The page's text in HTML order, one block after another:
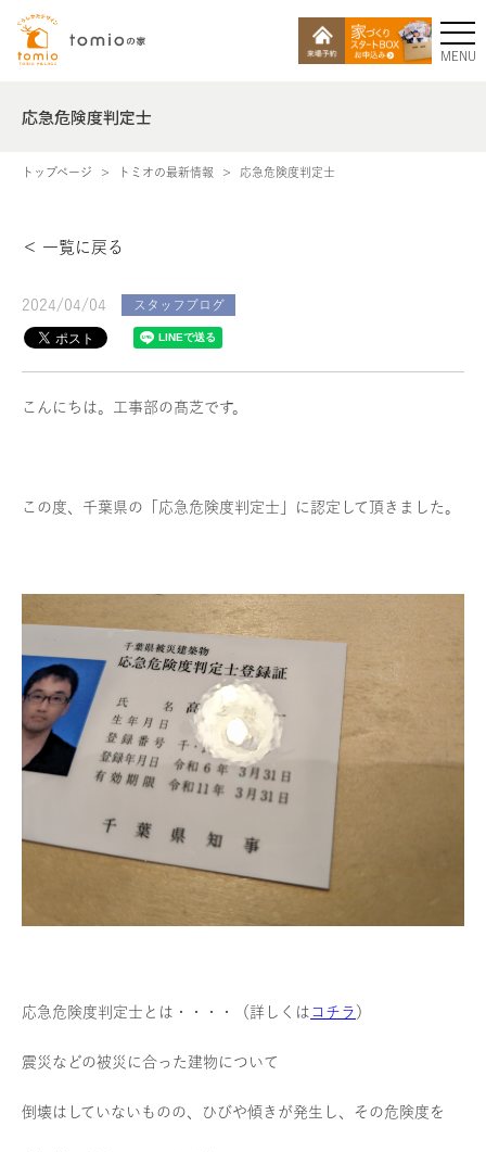
MENU
応急危険度判定士
トップページ トミオの最新情報 応急危険度判定士
＜ 一覧に戻る
2024/04/04 スタッフブログ
こんにちは。工事部の髙芝です。
この度、千葉県の「応急危険度判定士」に認定して頂きました。
応急危険度判定士とは・・・・（詳しくは コチラ ）
震災などの被災に合った建物について
倒壊はしていないものの、ひびや傾きが発生し、その危険度を